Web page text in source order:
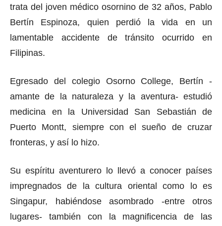
trata del joven médico osornino de 32 años, Pablo
Bertín Espinoza, quien perdió la vida en un
lamentable accidente de tránsito ocurrido en
Filipinas.
Egresado del colegio Osorno College, Bertín -
amante de la naturaleza y la aventura- estudió
medicina en la Universidad San Sebastián de
Puerto Montt, siempre con el sueño de cruzar
fronteras, y así lo hizo.
Su espíritu aventurero lo llevó a conocer países
impregnados de la cultura oriental como lo es
Singapur, habiéndose asombrado -entre otros
lugares- también con la magnificencia de las